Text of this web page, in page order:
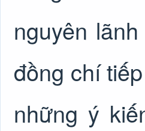
nguyên
đồng chí
những ý